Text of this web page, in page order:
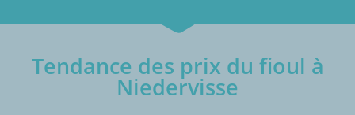
Tendance des prix du fioul à
Niedervisse